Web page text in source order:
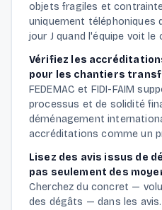
objets fragiles et
uniquement téléphoniques
jour J quand l'équipe voit le
Vérifiez les accréditations
pour les chantiers
FEDEMAC et FIDI-FAIM
processus et de solidité
déménagement
accréditations comme un
Lisez des avis issus de
pas seulement des
Cherchez du concret —
des dégâts — dans les